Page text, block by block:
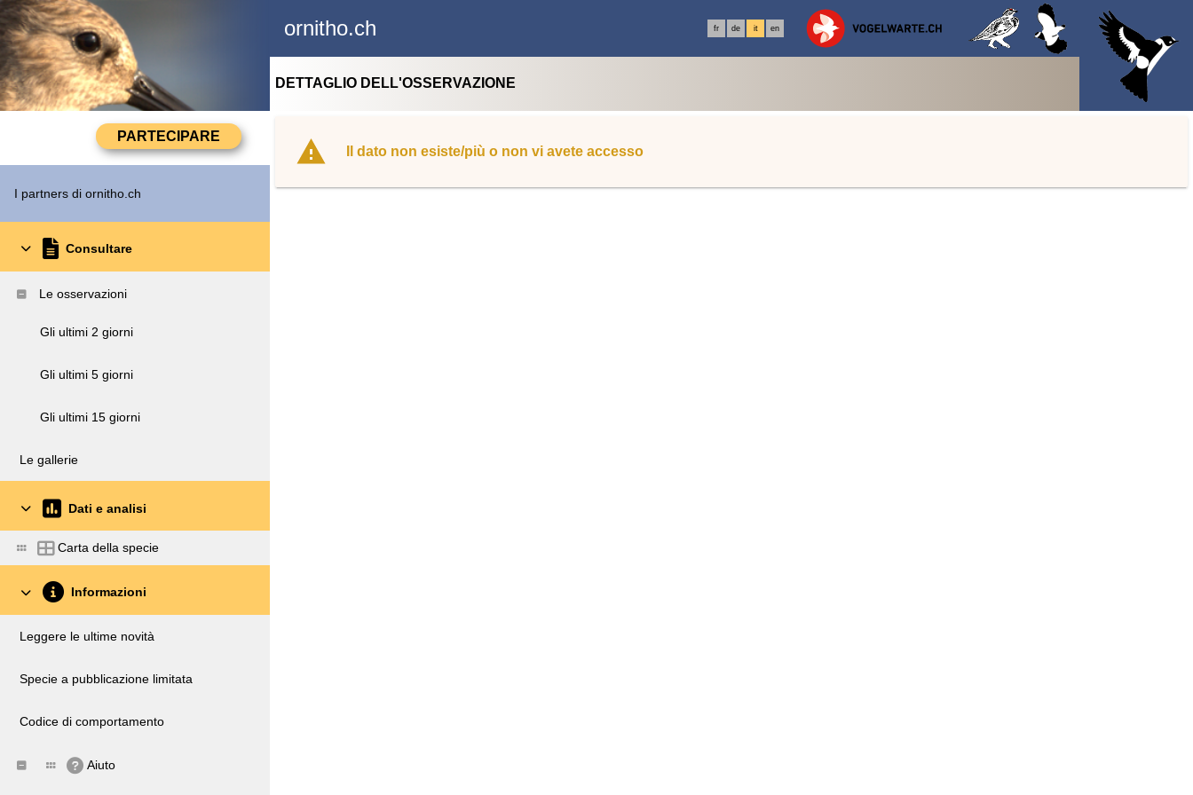
ornitho.ch fr de it en
I partners di ornitho.ch
Consultare
Le osservazioni
Gli ultimi 2 giorni
Gli ultimi 5 giorni
Gli ultimi 15 giorni
Le gallerie
Dati e analisi
Carta della specie
Informazioni
Leggere le ultime novità
Specie a pubblicazione limitata
Codice di comportamento
Aiuto
DETTAGLIO DELL'OSSERVAZIONE
Il dato non esiste/più o non vi avete accesso